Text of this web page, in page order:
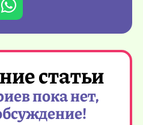
статьи
пока нет,